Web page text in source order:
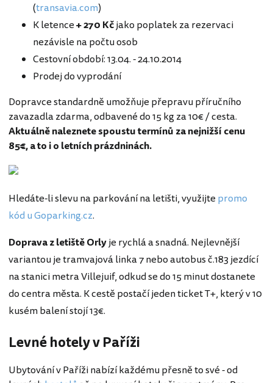
(transavia.com)
K letence+ 270 Kčjako poplatek za rezervaci
nezávisle na počtu osob
Cestovní období: 13.04. - 24.10.2014
Prodej do vyprodání
Dopravce standardně umožňuje přepravu příručního
zavazadla zdarma, odbavené do 15 kg za 10€ / cesta.
Aktuálně naleznete spoustu termínů za nejnižší cenu
85€, a to i o letních prázdninách.
Hledáte-li slevu na parkování na letišti, využijte promo
kód u Goparking.cz.
Doprava z letiště Orlyje rychlá a snadná. Nejlevnější
variantou je tramvajová linka 7 nebo autobus č.183 jezdící
na stanici metra Villejuif, odkud se do 15 minut dostanete
do centra města. K cestě postačí jeden ticket T+, který v 10
kusém balení stojí 13€.
Levné hotely v Paříži
Ubytování v Paříži nabízí každému přesně to své - od